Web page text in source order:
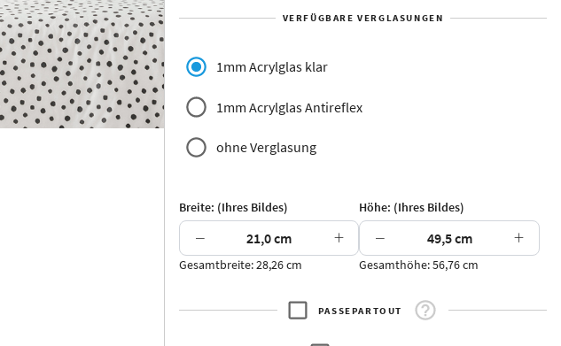
Jersey Dauphine
Arran Luzern Andros Attika
VERFÜGBARE VERGLASUNGEN
1mm Acrylglas klar
1mm Acrylglas Antireflex
ohne Verglasung
Breite: (Ihres Bildes)
− +
Gesamtbreite: 28,26 cm
Höhe: (Ihres Bildes)
− +
Gesamthöhe: 56,76 cm
PASSEPARTOUT